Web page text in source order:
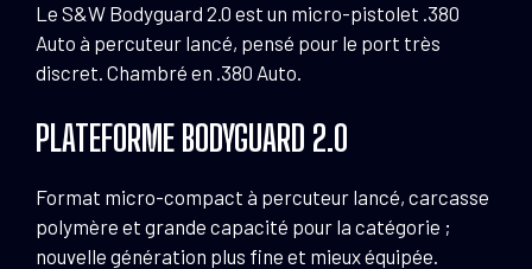
Le S&W Bodyguard 2.0 est un micro-pistolet .380
Auto à percuteur lancé, pensé pour le port très
discret. Chambré en .380 Auto.
PLATEFORME BODYGUARD 2.0
Format micro-compact à percuteur lancé, carcasse
polymère et grande capacité pour la catégorie ;
nouvelle génération plus fine et mieux équipée.